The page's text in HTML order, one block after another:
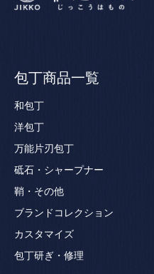
包丁商品一覧
和包丁
洋包丁
万能片刃包丁
砥石・シャープナー
鞘・その他
ブランドコレクション
カスタマイズ
包丁研ぎ・修理